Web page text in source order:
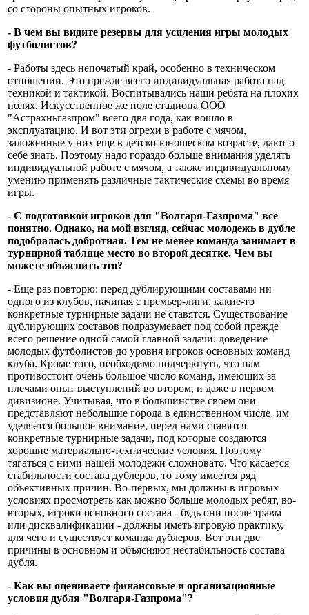
со стороны опытных игроков.
- В чем вы видите резервы для усиления игры молодых
футболистов?
- Работы здесь непочатый край, особенно в техническом
отношении. Это прежде всего индивидуальная работа над
техникой и тактикой. Воспитывались наши ребята на плохих
полях. Искусственное же поле стадиона ООО
"Астрахньгазпром" всего два года, как вошло в
эксплуатацию. И вот эти огрехи в работе с мячом,
заложенные у них еще в детско-юношеском возрасте, дают о
себе знать. Поэтому надо гораздо больше внимания уделять
индивидуальной работе с мячом, а также индивидуальному
умению применять различные тактические схемы во время
игры.
- С подготовкой игроков для "Волгаря-Газпрома" все
понятно. Однако, на мой взгляд, сейчас молодежь в дубле
подобралась добротная. Тем не менее команда занимает в
турнирной таблице место во второй десятке. Чем вы
можете объяснить это?
- Еще раз повторю: перед дублирующими составами ни
одного из клубов, начиная с премьер-лиги, какие-то
конкретные турнирные задачи не ставятся. Существование
дублирующих составов подразумевает под собой прежде
всего решение одной самой главной задачи: доведение
молодых футболистов до уровня игроков основных команд
клуба. Кроме того, необходимо подчеркнуть, что нам
противостоит очень большое число команд, имеющих за
плечами опыт выступлений во втором, и даже в первом
дивизионе. Учитывая, что в большинстве своем они
представляют небольшие города в единственном числе, им
уделяется большое внимание, перед нами ставятся
конкретные турнирные задачи, под которые создаются
хорошие материально-технические условия. Поэтому
тягаться с ними нашей молодежи сложновато. Что касается
стабильности состава дублеров, то тому имеется ряд
объективных причин. Во-первых, мы должны в игровых
условиях просмотреть как можно больше молодых ребят, во-
вторых, игроки основного состава - будь они после травм
или дисквалификации - должны иметь игровую практику,
для чего и существует команда дублеров. Вот эти две
причины в основном и объясняют нестабильность состава
дубля.
- Как вы оцениваете финансовые и организационные
условия дубля "Волгаря-Газпрома"?